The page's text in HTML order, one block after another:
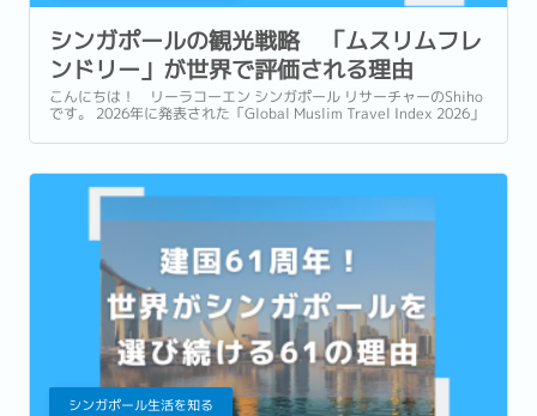
シンガポールの観光戦略 「ムスリムフレ
ンドリー」が世界で評価される理由
こんにちは！ リーラコーエン シンガポール リサーチャーのShiho
です。 2026年に発表された「Global Muslim Travel Index 2026」
シンガポール生活を知る